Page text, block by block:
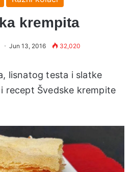
krempita
Jun 13, 2016 32,020
lisnatog testa i slatke
recept Švedske krempite